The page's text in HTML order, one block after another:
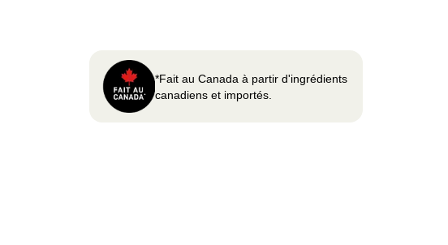
*Fait au Canada à partir d'ingrédients
canadiens et importés.